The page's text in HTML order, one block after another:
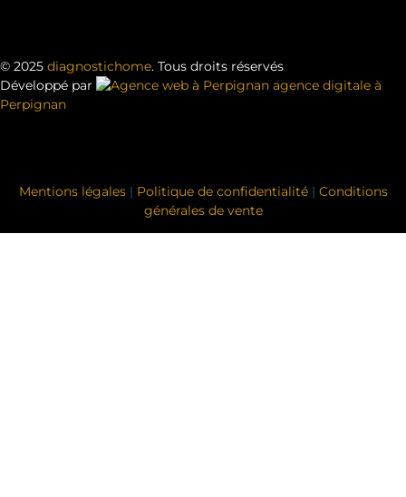
© 2025 diagnostichome. Tous droits réservés
Développé par
agence digitale à
Perpignan
Mentions légales| Politique de confidentialité | Conditions
générales de vente